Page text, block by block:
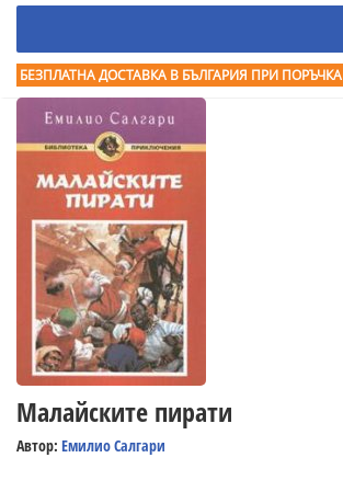
БЕЗПЛАТНА ДОСТАВКА В БЪЛГАРИЯ ПРИ ПОРЪЧКА
Малайските пирати
Автор: Емилио Салгари